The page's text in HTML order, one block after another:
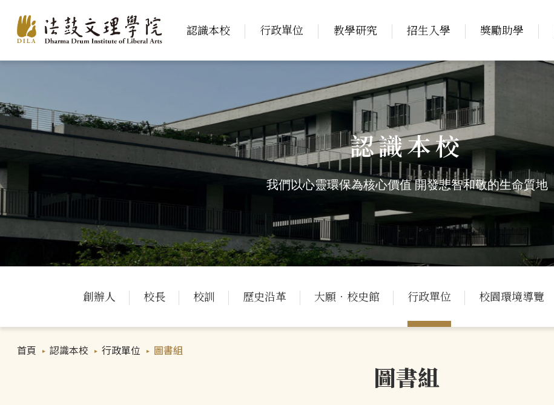
認識本校 行政單位 教學研究 招生入學 獎勵助學
認識本校
我們以心靈環保為核心價值開發悲智和敬的生命質地
創辦人 校長 校訓 歷史沿革 大願．校史館 行政單位 校園環境導覽
首頁 認識本校 行政單位 圖書組
圖書組